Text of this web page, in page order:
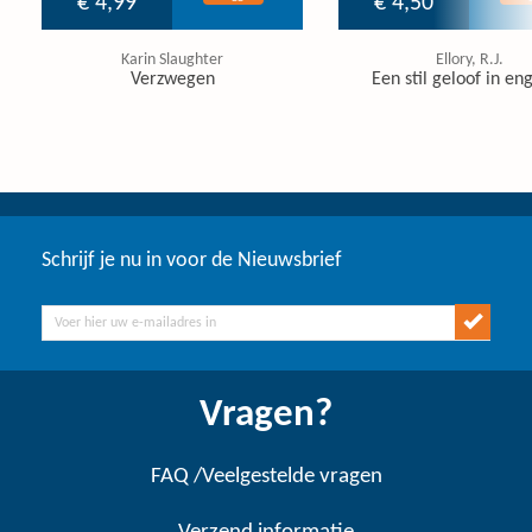
Karin Slaughter
Verzwegen
Ellory, R.J.
Een stil geloof in
Schrijf je nu in voor de Nieuwsbrief
Vragen?
FAQ /Veelgestelde vragen